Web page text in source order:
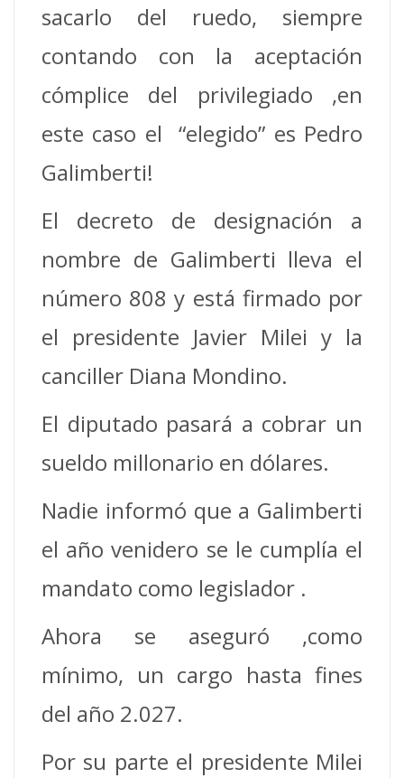
sacarlo del ruedo, siempre
contando con la aceptación
cómplice del privilegiado ,en
este caso el “elegido” es Pedro
Galimberti!
El decreto de designación a
nombre de Galimberti lleva el
número 808 y está firmado por
el presidente Javier Milei y la
canciller Diana Mondino.
El diputado pasará a cobrar un
sueldo millonario en dólares.
Nadie informó que a Galimberti
el año venidero se le cumplía el
mandato como legislador .
Ahora se aseguró ,como
mínimo, un cargo hasta fines
del año 2.027.
Por su parte el presidente Milei